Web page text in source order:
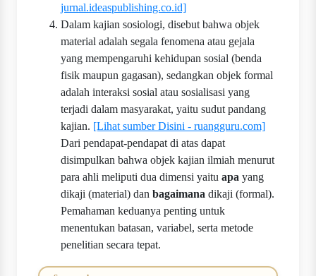
jurnal.ideaspublishing.co.id]
Dalam kajian sosiologi, disebut bahwa objek
material adalah segala fenomena atau gejala
yang mempengaruhi kehidupan sosial (benda
fisik maupun gagasan), sedangkan objek formal
adalah interaksi sosial atau sosialisasi yang
terjadi dalam masyarakat, yaitu sudut pandang
kajian. [Lihat sumber Disini - ruangguru.com]
Dari pendapat-pendapat di atas dapat
disimpulkan bahwa objek kajian ilmiah menurut
para ahli meliputi dua dimensi yaitu apa yang
dikaji (material) dan bagaimana dikaji (formal).
Pemahaman keduanya penting untuk
menentukan batasan, variabel, serta metode
penelitian secara tepat.